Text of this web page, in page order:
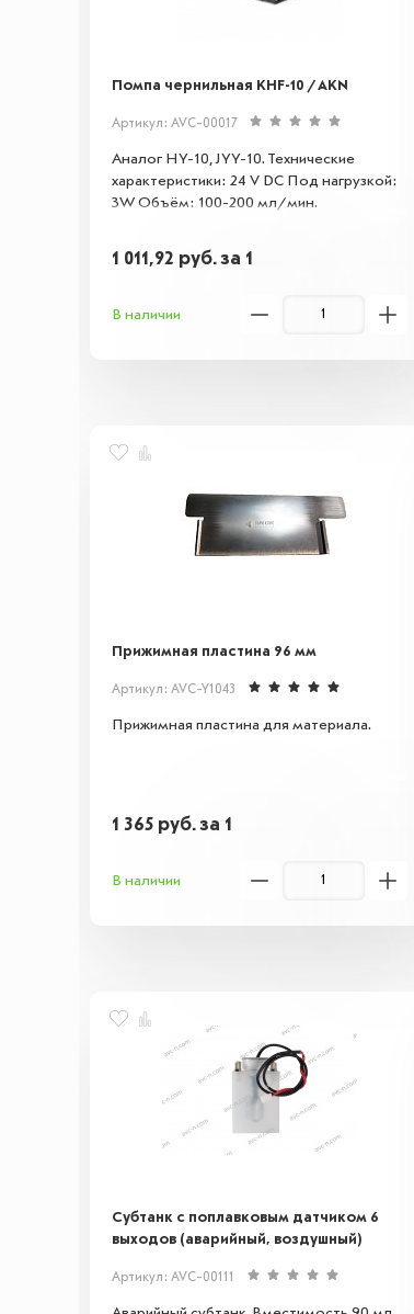
Помпа чернильная KHF-10 / AKN
Артикул: AVC-00017
Аналог HY-10, JYY-10. Технические
характеристики: 24 V DC Под нагрузкой:
3W Объём: 100-200 мл/мин.
1 011,92 руб.за 1
В наличии
Прижимная пластина 96 мм
Артикул: AVC-Y1043
Прижимная пластина для материала.
1 365 руб.за 1
В наличии
Субтанк с поплавковым датчиком 6
выходов (аварийный, воздушный)
Артикул: AVC-00111